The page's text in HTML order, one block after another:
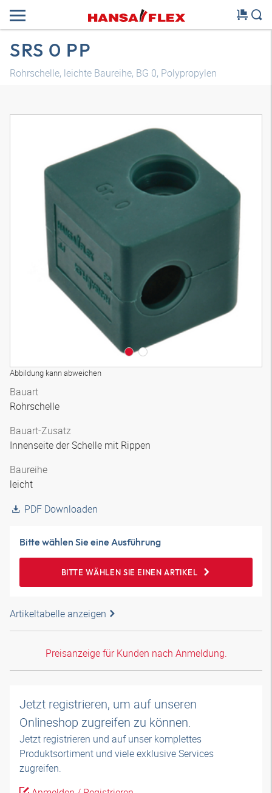
SRS 0 PP
Rohrschelle, leichte Baureihe, BG 0, Polypropylen
Abbildung kann abweichen
Bauart
Rohrschelle
Bauart-Zusatz
Innenseite der Schelle mit Rippen
Baureihe
leicht
PDF Downloaden
Bitte wählen Sie eine Ausführung
BITTE WÄHLEN SIE EINEN ARTIKEL
Artikeltabelle anzeigen
Preisanzeige für Kunden nach Anmeldung.
Jetzt registrieren, um auf unseren
Onlineshop zugreifen zu können.
Jetzt registrieren und auf unser komplettes
Produktsortiment und viele exklusive Services
zugreifen.